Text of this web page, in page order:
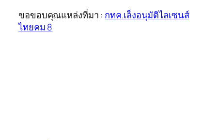
ขอขอบคุณแหล่งที่มา : กทค.เล็งอนุมัติไลเซนส์
ไทยคม 8